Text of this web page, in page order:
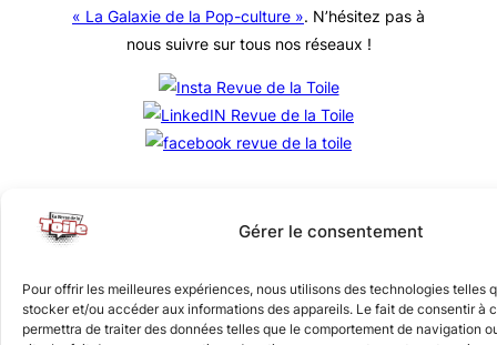
Gérer le consentement
Pour offrir les meilleures expériences, nous utilisons des technologies telles
stocker et/ou accéder aux informations des appareils. Le fait de consentir à
permettra de traiter des données telles que le comportement de navigation
« La Galaxie de la Pop-culture ». N’hésitez pas à
nous suivre sur tous nos réseaux !
© Revue de la Toile 2018 – 2026 | Thème Mesa WPEX par